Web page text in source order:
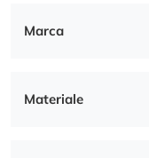
Marca
Materiale